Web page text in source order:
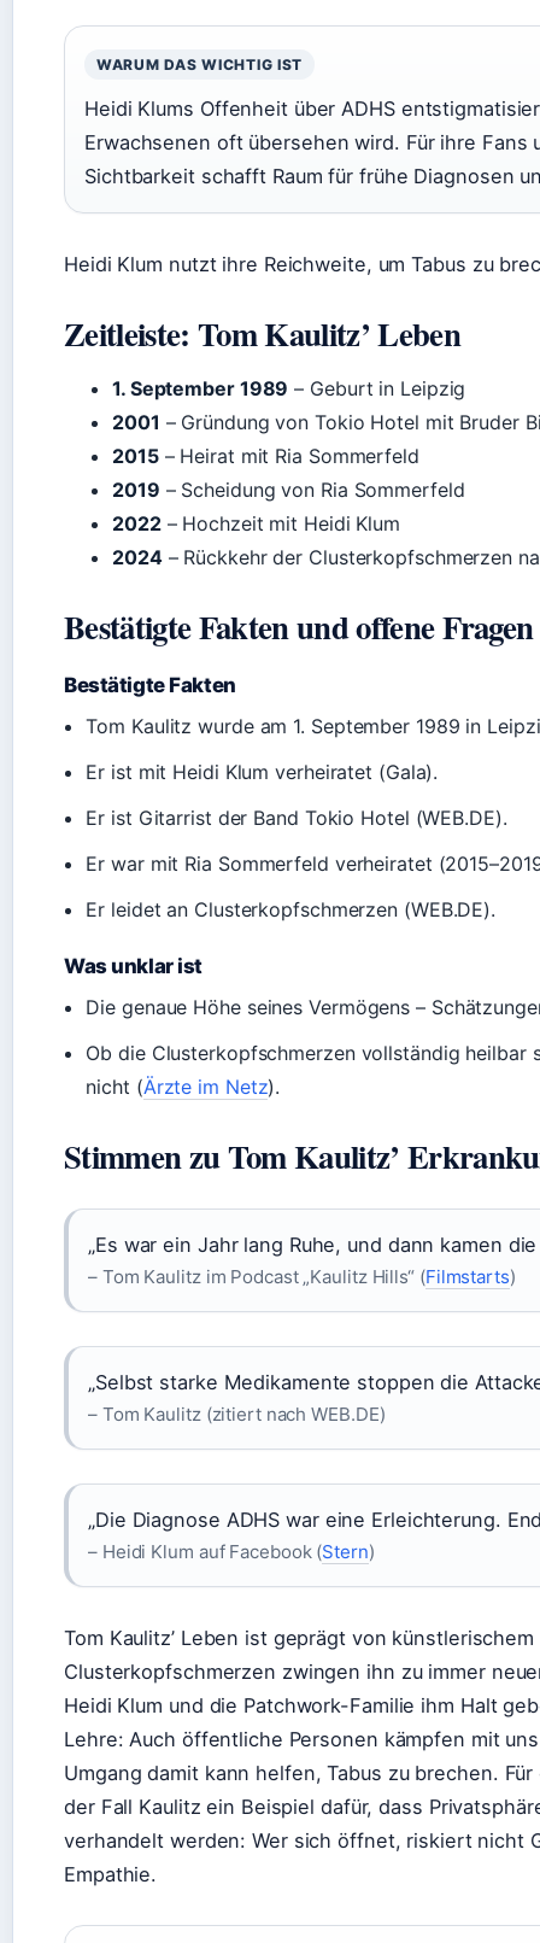
WARUM DAS WICHTIG IST
Heidi Klums Offenheit über ADHS
Erwachsenen oft übersehen wird. Für ihre
Sichtbarkeit schafft Raum für frühe Diagnosen
Heidi Klum nutzt ihre Reichweite, um Tabus zu
Zeitleiste: Tom Kaulitz’ Leben
1. September 1989 – Geburt in Leipzig
2001 – Gründung von Tokio Hotel mit Bruder
2015– Heirat mit Ria Sommerfeld
2019 – Scheidung von Ria Sommerfeld
2022– Hochzeit mit Heidi Klum
2024– Rückkehr der Clusterkopfschmerzen
Bestätigte Fakten und offene Fragen
Bestätigte Fakten
Tom Kaulitz wurde am 1. September 1989 in
Er ist mit Heidi Klum verheiratet (Gala).
Er ist Gitarrist der Band Tokio Hotel (WEB.DE).
Er war mit Ria Sommerfeld verheiratet
Er leidet an Clusterkopfschmerzen (WEB.DE).
Was unklar ist
Die genaue Höhe seines Vermögens –
Ob die Clusterkopfschmerzen vollständig heilbar
nicht (Ärzte im Netz).
Stimmen zu Tom Kaulitz’
„Es war ein Jahr lang Ruhe, und dann kamen
– Tom Kaulitz im Podcast „Kaulitz Hills“ (Filmstarts)
„Selbst starke Medikamente stoppen die
– Tom Kaulitz (zitiert nach WEB.DE)
„Die Diagnose ADHS war eine Erleichterung.
– Heidi Klum auf Facebook (Stern)
Tom Kaulitz’ Leben ist geprägt von
Clusterkopfschmerzen zwingen ihn zu immer
Heidi Klum und die Patchwork-Familie ihm Halt
Lehre: Auch öffentliche Personen kämpfen mit
Umgang damit kann helfen, Tabus zu brechen.
der Fall Kaulitz ein Beispiel dafür, dass
verhandelt werden: Wer sich öffnet, riskiert nicht
Empathie.